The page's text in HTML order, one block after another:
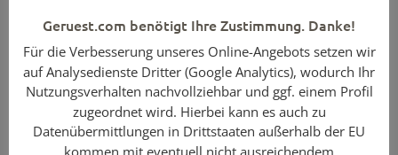
Flächenverlust über Eck stellen.
Wollen Sie eine gängige Gebäudefassade einrüsten, ist dafür
ein Fassadengerüst besser geeignet.
Weitere Details
Gerüstbreite:
79,82 m
Geruest.com benötigt Ihre Zustimmung. Danke!
Für die Verbesserung unseres Online-Angebots setzen wir
auf Analysedienste Dritter (Google Analytics), wodurch Ihr
Nutzungsverhalten nachvollziehbar und ggf. einem Profil
zugeordnet wird. Hierbei kann es auch zu
Datenübermittlungen in Drittstaaten außerhalb der EU
kommen mit eventuell nicht ausreichendem